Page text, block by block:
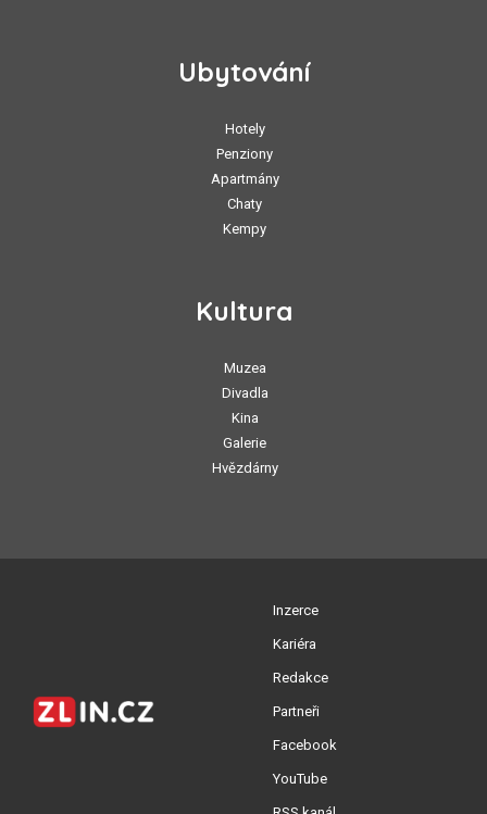
Ubytování
Hotely
Penziony
Apartmány
Chaty
Kempy
Kultura
Muzea
Divadla
Kina
Galerie
Hvězdárny
Inzerce
Kariéra
Redakce
Partneři
Facebook
YouTube